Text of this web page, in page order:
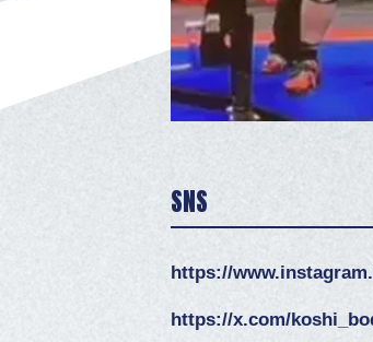
SNS
https://
https://x.com/